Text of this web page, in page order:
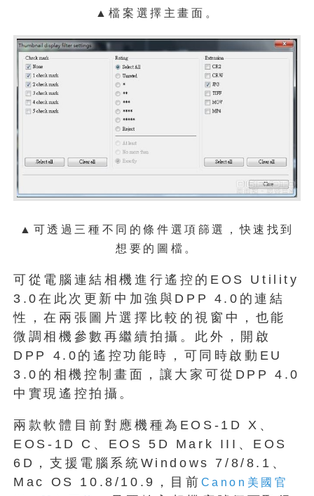
▲檔案選擇主畫面。
▲可透過三種不同的條件選項篩選，快速找到
想要的圖檔。
可從電腦連結相機進行遙控的EOS Utility
3.0在此次更新中加強與DPP 4.0的連結
性，在兩張圖片選擇比較的視窗中，也能
微調相機參數再繼續拍攝。此外，開啟
DPP 4.0的遙控功能時，可同時啟動EU
3.0的相機控制畫面，讓大家可從DPP 4.0
中實現遙控拍攝。
兩款軟體目前對應機種為EOS-1D X、
EOS-1D C、EOS 5D Mark III、EOS
6D，支援電腦系統Windows 7/8/8.1、
Mac OS 10.8/10.9，目前 Canon美國官